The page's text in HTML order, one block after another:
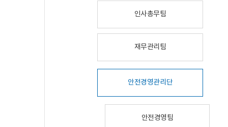
인사총무팀
재무관리팀
안전경영관리단
안전경영팀